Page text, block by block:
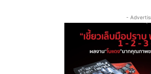
-